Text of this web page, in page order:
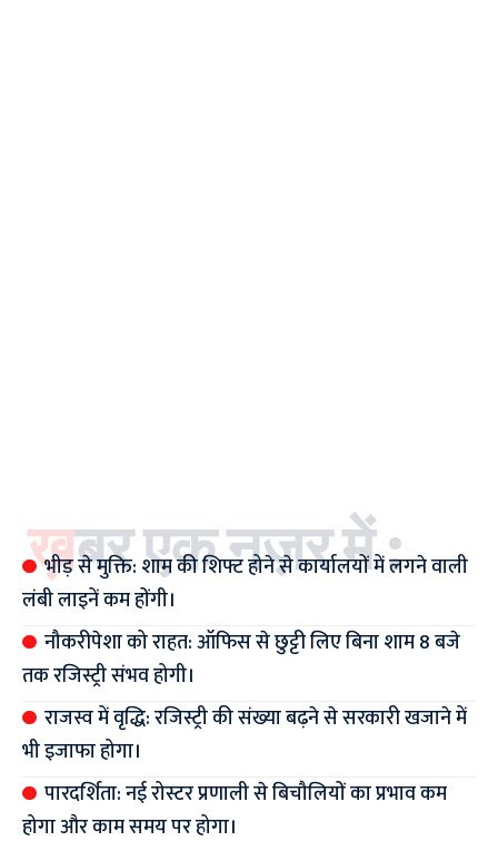
ख़बर एक नज़र में :
भीड़ से मुक्ति: शाम की शिफ्ट होने से कार्यालयों में लगने वाली
लंबी लाइनें कम होंगी।
नौकरीपेशा को राहत: ऑफिस से छुट्टी लिए बिना शाम 8 बजे
तक रजिस्ट्री संभव होगी।
राजस्व में वृद्धि: रजिस्ट्री की संख्या बढ़ने से सरकारी खजाने में
भी इजाफा होगा।
पारदर्शिता: नई रोस्टर प्रणाली से बिचौलियों का प्रभाव कम
होगा और काम समय पर होगा।